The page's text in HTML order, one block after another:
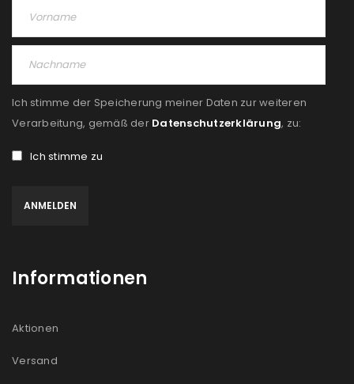
Ich stimme der Speicherung meiner Daten zur weiteren
Verarbeitung, gemäß der Datenschutzerklärung, zu:
Ich stimme zu
Informationen
Aktionen
Versand